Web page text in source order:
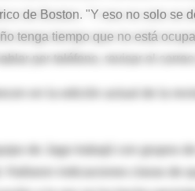
de Boston. "Y eso no solo se
tenga tiempo que no está
por teléfono, revisar el
en la edición actual de la
de Jago trabajó con grupos
Hallaron indicaciones claras de